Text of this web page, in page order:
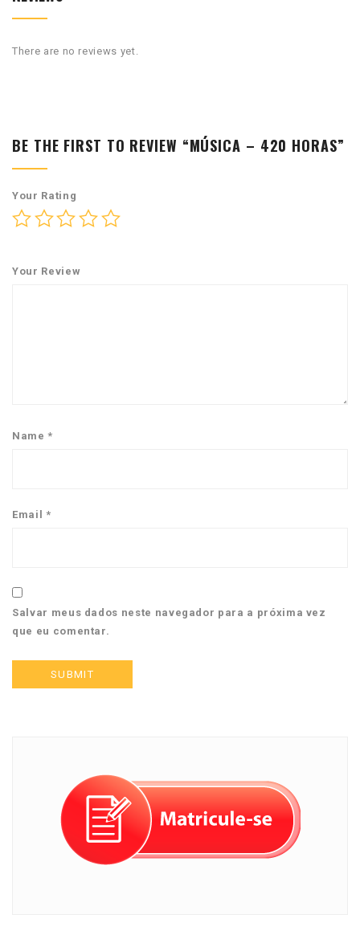
There are no reviews yet.
BE THE FIRST TO REVIEW “MÚSICA – 420 HORAS”
Your Rating
Your Review
Name*
Email *
Salvar meus dados neste navegador para a próxima vez
que eu comentar.